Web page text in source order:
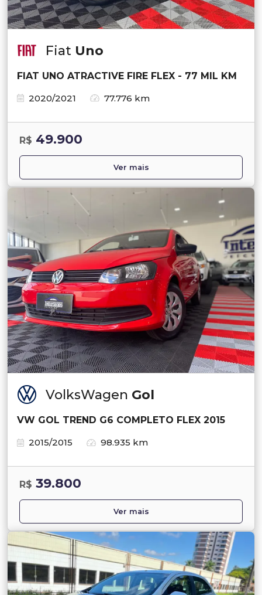
Fiat Uno
FIAT UNO ATRACTIVE FIRE FLEX - 77 MIL KM
2020/2021
77.776 km
R$ 49.900
Ver mais
VolksWagen Gol
VW GOL TREND G6 COMPLETO FLEX 2015
2015/2015
98.935 km
R$ 39.800
Ver mais